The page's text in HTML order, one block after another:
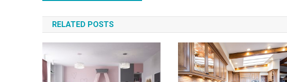
wpisu
RELATED POSTS